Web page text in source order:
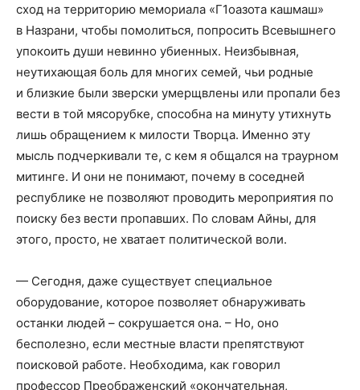
сход на территорию мемориала «Г1оазота кашмаш»
в Назрани, чтобы помолиться, попросить Всевышнего
упокоить души невинно убиенных. Неизбывная,
неутихающая боль для многих семей, чьи родные
и близкие были зверски умерщвлены или пропали без
вести в той мясорубке, способна на минуту утихнуть
лишь обращением к милости Творца. Именно эту
мысль подчеркивали те, с кем я общался на траурном
митинге. И они не понимают, почему в соседней
республике не позволяют проводить мероприятия по
поиску без вести пропавших. По словам Айны, для
этого, просто, не хватает политической воли.
— Сегодня, даже существует специальное
оборудование, которое позволяет обнаруживать
останки людей – сокрушается она. – Но, оно
бесполезно, если местные власти препятствуют
поисковой работе. Необходима, как говорил
профессор Преображенский «окончательная,